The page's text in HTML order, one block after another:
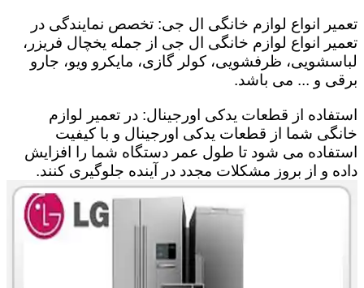
تعمیر انواع لوازم خانگی ال جی: تخصص نمایندگی در
تعمیر انواع لوازم خانگی ال جی از جمله یخچال فریزر،
لباسشویی، ظرفشویی، کولر گازی، مایکرو ویو، جارو
برقی و ... می باشد.
استفاده از قطعات یدکی اورجینال: در تعمیر لوازم
خانگی شما از قطعات یدکی اورجینال و با کیفیت
استفاده می شود تا طول عمر دستگاه شما را افزایش
داده و از بروز مشکلات مجدد در آینده جلوگیری کنند.